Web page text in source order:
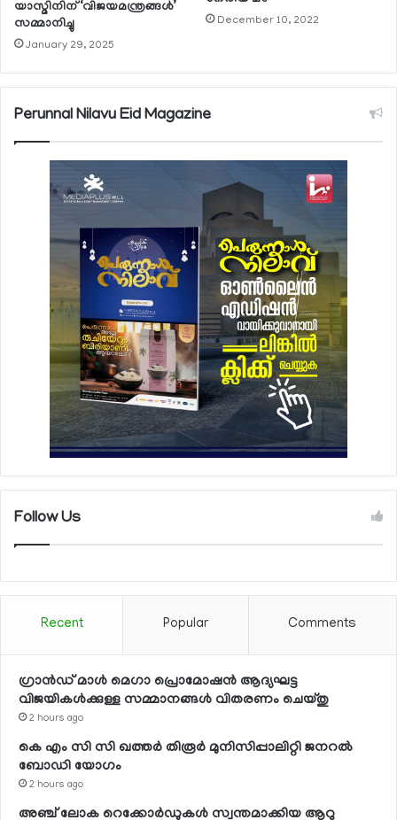
യാസ്മിനിന് ‘വിജയമന്ത്രങ്ങള്‍’
സമ്മാനിച്ചു
January 29, 2025
December 10, 2022
Perunnal Nilavu Eid Magazine
Follow Us
Recent Popular Comments
ഗ്രാന്‍ഡ് മാള്‍ മെഗാ പ്രൊമോഷന്‍ ആദ്യഘട്ട
വിജയികള്‍ക്കുള്ള സമ്മാനങ്ങള്‍ വിതരണം ചെയ്തു
2 hours ago
കെ എം സി സി ഖത്തര്‍ തിരൂര്‍ മുനിസിപ്പാലിറ്റി ജനറല്‍
ബോഡി യോഗം
2 hours ago
അഞ്ച് ലോക റെക്കോര്‍ഡുകള്‍ സ്വന്തമാക്കിയ ആറു